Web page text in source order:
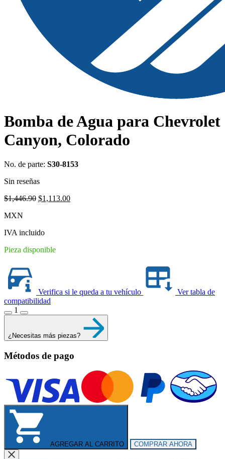
Bomba de Agua para Chevrolet
Canyon, Colorado
No. de parte: S30-8153
Sin reseñas
$1,446.90 Original
$1,113.00Current
MXN
IVA incluido
Pieza disponible
Verifica si le queda a tu vehículo
Ver tabla de
compatibilidad
1
¿Necesitas más piezas?
Métodos de pago
AGREGAR AL CARRITO COMPRAR AHORA